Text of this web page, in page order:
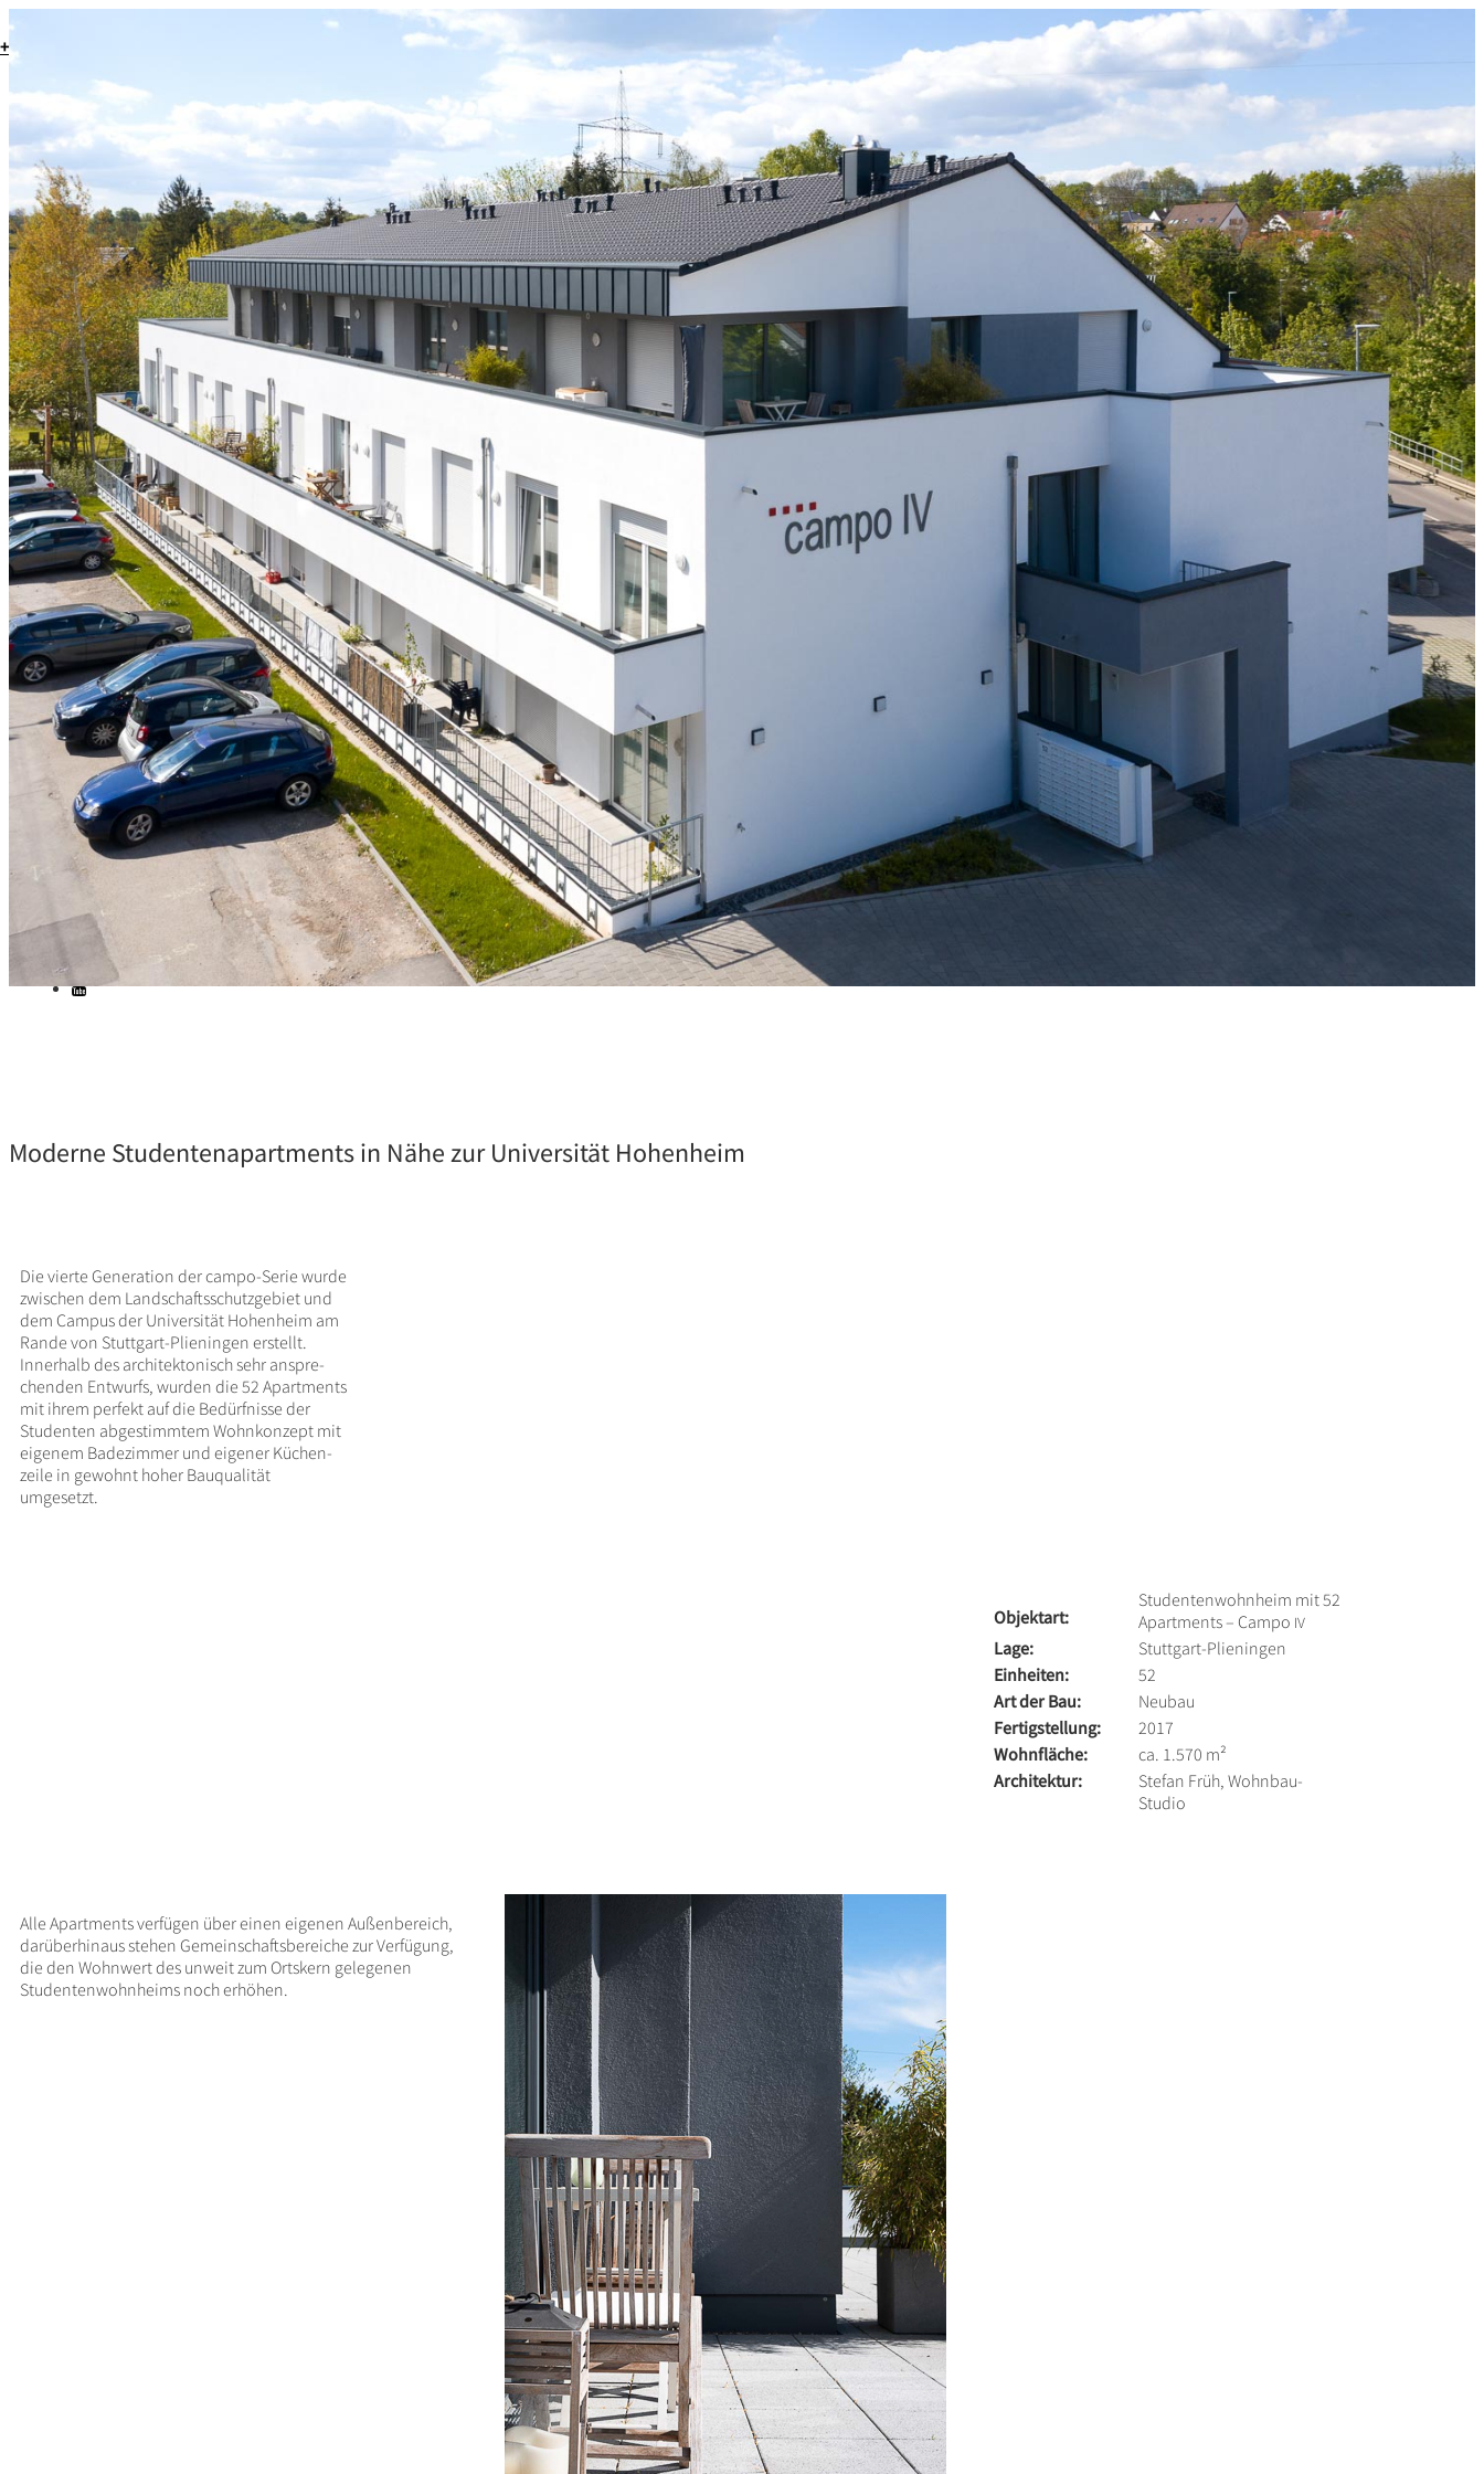
+49 711 4498677
Immobilienangebote
Neubau
Vermittlung
Vermietung
Suche
Immobilie verkaufen
Referenzen
Neubau
Vermittlung
Vermietung
Über uns
Team
Karriere
News
Kontakt
Moderne Studentenapartments in Nähe zur Universität Hohenheim
Die vierte Gene­ra­tion der campo-Serie wurde
zwischen dem Land­schafts­schutz­ge­biet und
dem Campus der Univer­sität Hohen­heim am
Rande von Stutt­gart-Plien­ingen erstellt.
Inner­halb des archi­tek­to­nisch sehr anspre­
chenden Entwurfs, wurden die 52 Apart­ments
mit ihrem perfekt auf die Bedürf­nisse der
Studenten abge­stimmtem Wohn­kon­zept mit
eigenem Bade­zimmer und eigener Küchen­
zeile in gewohnt hoher Bauqua­lität
umgesetzt.
Objektart:
Studen­ten­wohn­heim mit 52
Apart­ments – Campo IV
Lage:
Stutt­gart-Plien­ingen
Einheiten:
52
Art der Bau:
Neubau
Fertig­stel­lung:
2017
Wohn­fläche:
ca. 1.570 m²
Archi­tektur:
Stefan Früh, Wohnbau-
Studio
Alle Apart­ments verfügen über einen eigenen Außen­be­reich,
darüber­hinaus stehen Gemein­schafts­be­reiche zur Verfü­gung,
die den Wohn­wert des unweit zum Orts­kern gele­genen
Studen­ten­wohn­heims noch erhöhen.